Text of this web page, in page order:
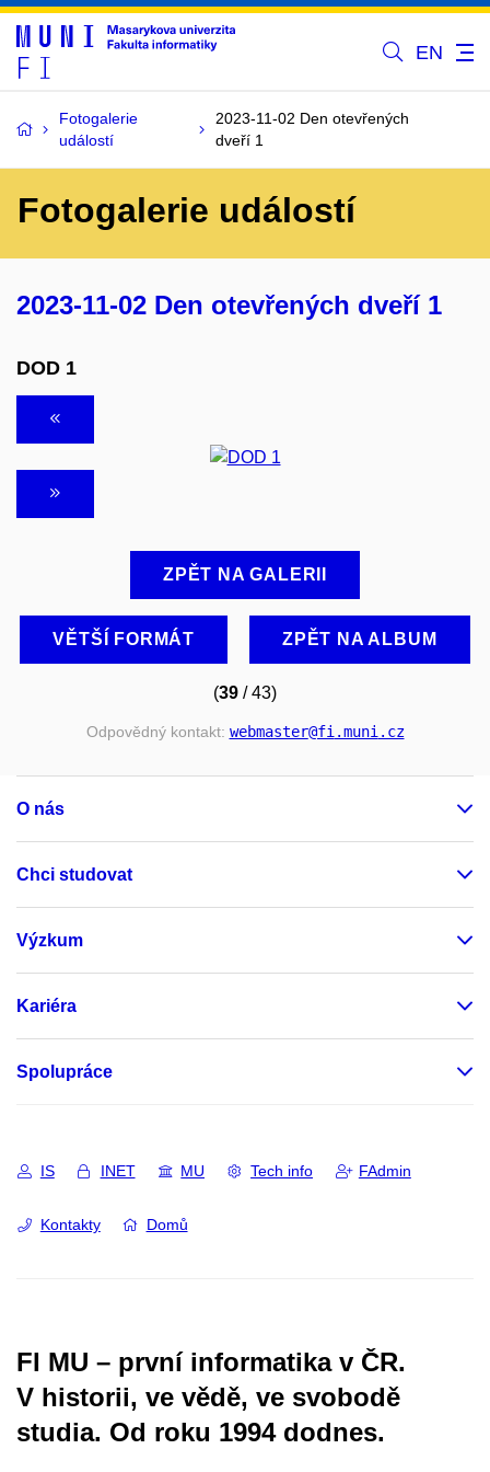
EN
Fotogalerie
událostí
2023-11-02 Den otevřených
dveří 1
Fotogalerie událostí
2023-11-02 Den otevřených dveří 1
DOD 1
ZPĚT NA GALERII
VĚTŠÍ FORMÁT ZPĚT NA ALBUM
(39 / 43)
Odpovědný kontakt: webmaster@fi.muni.cz
O nás
Chci studovat
Výzkum
Kariéra
Spolupráce
IS INET MU Tech info FAdmin
Kontakty Domů
FI MU – první informatika v ČR.
V historii, ve vědě, ve svobodě
studia. Od roku 1994 dodnes.